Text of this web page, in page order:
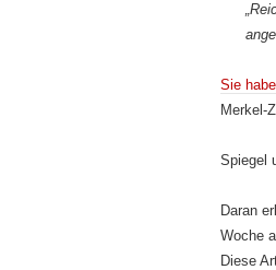
Sie
Merkel-
Spiegel
Daran
Woche
Diese